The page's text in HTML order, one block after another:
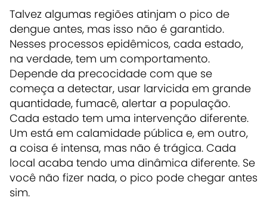
Talvez algumas regiões atinjam o pico de
dengue antes, mas isso não é garantido.
Nesses processos epidêmicos, cada estado,
na verdade, tem um comportamento.
Depende da precocidade com que se
começa a detectar, usar larvicida em grande
quantidade, fumacê, alertar a população.
Cada estado tem uma intervenção diferente.
Um está em calamidade pública e, em outro,
a coisa é intensa, mas não é trágica. Cada
local acaba tendo uma dinâmica diferente. Se
você não fizer nada, o pico pode chegar antes
sim.